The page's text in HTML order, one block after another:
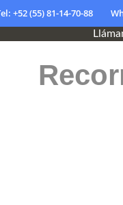
+52 (55) 81-14-70-88